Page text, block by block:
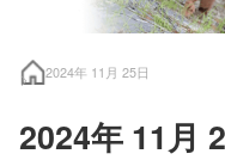
2024年 11月 25日
2024年 11月